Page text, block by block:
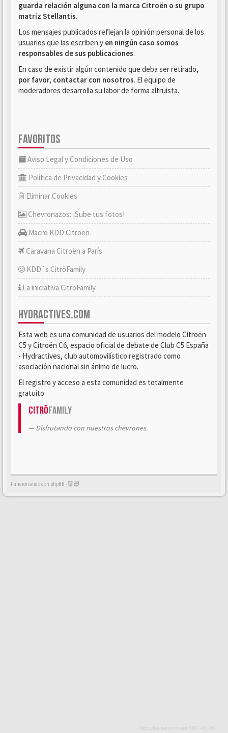
guarda relación alguna con la marca Citroën o su grupo
matriz Stellantis.
Los mensajes publicados reflejan la opinión personal de los
usuarios que las escriben y en ningún caso somos
responsables de sus publicaciones.
En caso de existir algún contenido que deba ser retirado,
por favor, contactar con nosotros. El equipo de
moderadores desarrolla su labor de forma altruista.
FAVORITOS
Aviso Legal y Condiciones de Uso
Política de Privacidad y Cookies
Eliminar Cookies
Chevronazos: ¡Sube tus fotos!
Macro KDD Citroën
Caravana Citroën a París
KDD´s CitröFamily
La iniciativa CitröFamily
HYDRACTIVES.COM
Esta web es una comunidad de usuarios del modelo Citroën
C5 y Citroën C6, espacio oficial de debate de Club C5 España
- Hydractives, club automovilístico registrado como
asociación nacional sin ánimo de lucro.
El registro y acceso a esta comunidad es totalmente
gratuito.
CitröFamily
Disfrutando con nuestros chevrones.
Funcionando con phpBB -
- Todos los horarios son UTC+01:00